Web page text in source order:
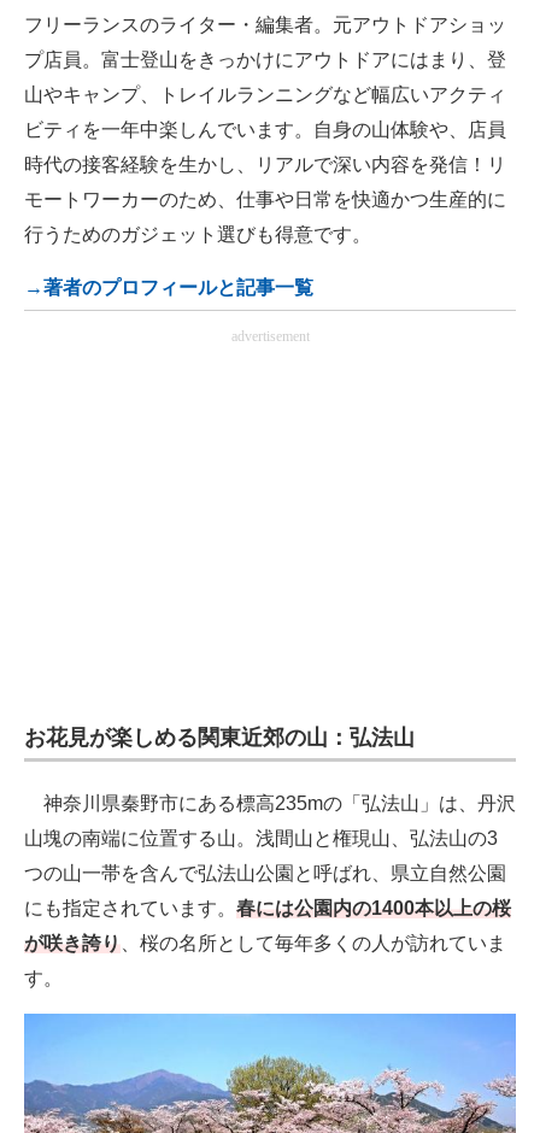
フリーランスのライター・編集者。元アウトドアショッ
プ店員。富士登山をきっかけにアウトドアにはまり、登
山やキャンプ、トレイルランニングなど幅広いアクティ
ビティを一年中楽しんでいます。自身の山体験や、店員
時代の接客経験を生かし、リアルで深い内容を発信！リ
モートワーカーのため、仕事や日常を快適かつ生産的に
行うためのガジェット選びも得意です。
→著者のプロフィールと記事一覧
advertisement
お花見が楽しめる関東近郊の山：弘法山
神奈川県秦野市にある標高235mの「弘法山」は、丹沢
山塊の南端に位置する山。浅間山と権現山、弘法山の3
つの山一帯を含んで弘法山公園と呼ばれ、県立自然公園
にも指定されています。 春には公園内の1400本以上の桜
が咲き誇り 、桜の名所として毎年多くの人が訪れていま
す。